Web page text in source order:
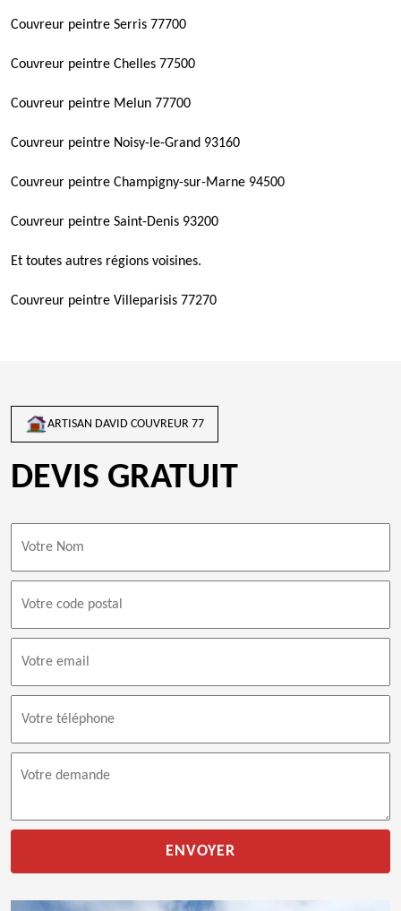
Couvreur peintre Serris 77700
Couvreur peintre Chelles 77500
Couvreur peintre Melun 77700
Couvreur peintre Noisy-le-Grand 93160
Couvreur peintre Champigny-sur-Marne 94500
Couvreur peintre Saint-Denis 93200
Et toutes autres régions voisines.
Couvreur peintre Villeparisis 77270
ARTISAN DAVID COUVREUR 77
DEVIS GRATUIT